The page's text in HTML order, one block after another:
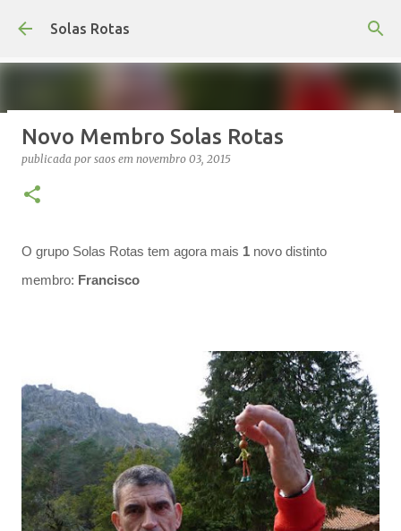
Avançar para o conteúdo principal
Solas Rotas
Os Solas Rotas estão de férias
Novo Membro Solas Rotas
publicada por saos em novembro 03, 2015
O grupo Solas Rotas tem agora mais 1 novo distinto
membro: Francisco